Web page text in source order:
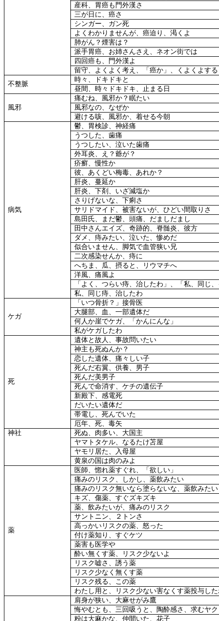
産科、胃癌も門外漢さ
三が日に、癌さ
シンガー、ガン死
よくわかりませんが、癌迫り、渇くよ
肺がん？煙害は？
派手胃癌、お姉さんさえ、ネオン街では
四回癌も、門外漢よ
留守、よくよく考え、「癌か」、くよくよする
不整脈
時々、ドキドキと
昼間、時々ドキドキ、止まる日
風邪
痛むね、風邪か？眠たい
風邪なの、なぜか
避ける咳、風邪か、着せる今朝
病気
鬱、胃検診、神経痛
うつした、歯痛
うつしたい、泣いた歯痛
外耳炎、え？爺が？
疥癬、慢性か
彼、あくどい梅毒、あれか？
肝炎、蔓延か
肝炎、下剤、いざ減塩か
さりげないな、下痢さ
サリドマイド、被害ないが、ひどい間取りさ
島田氏、まだ鬱、頭痛、だましだまし
田中さんエイズ、奇跡的、脊髄炎、彼方
ダメ、痔みたい、泣いた、惨めだ
似合いません、脚気で血管狭い兄
二次感染せんか、痔に
へちま、瓜、摂ると、リウマチへ
洋風、痛風よ
「よく、つらい痔、治したわ」、「私、同じ
私、同じ痔、治したわ
ケガ
「いつ骨折？」接骨医
大腿部、血、一部遺体だ
何人か崖でケガ、「かんにんな」
私がケガしたわ
死
遺体と故人、事故問いたい
神主も死ぬんか？
恋した遺体、痛々しい子
死んだ右翼、供養、男子
死んだ美男子
死んで命消す、ケチの遺伝子
新殿下、感電死
だいたい遺体だ
帯電し、死んでいた
厄年、死、毒矢
神社
死ぬ、肉多い、大国主
ヤマトタケル、なるたけ苫屋
ヤモリ居た、入母屋
黄泉の国は肉のみよ
薬
医師、惚れ薬すぐれ、「欲しい」
痛みのリスク、しかし、薬飲みたい
痛みのリスク無いなら塗らないな、薬飲みたい
キズ、傷薬、すぐズキズキ
薬、飲みたいが、痛みのリスク
サントニン、２トンさ
高っかいリスクの薬、怒った
付け薬知り、すぐケツ
薬害も医学や
酔い無くす薬、リスク少ないよ
リスク嘘さ、誘う薬
リスク少なく無くす薬
リスク残る、この薬
わたし用と、リスク少ない害なくす薬投与し
肩身が狭い、大麻せがみ鷹
悔やむとも、三回吸うと、陶酔感さ、求むヤク
粉は大麻かな、仲間いた、花子